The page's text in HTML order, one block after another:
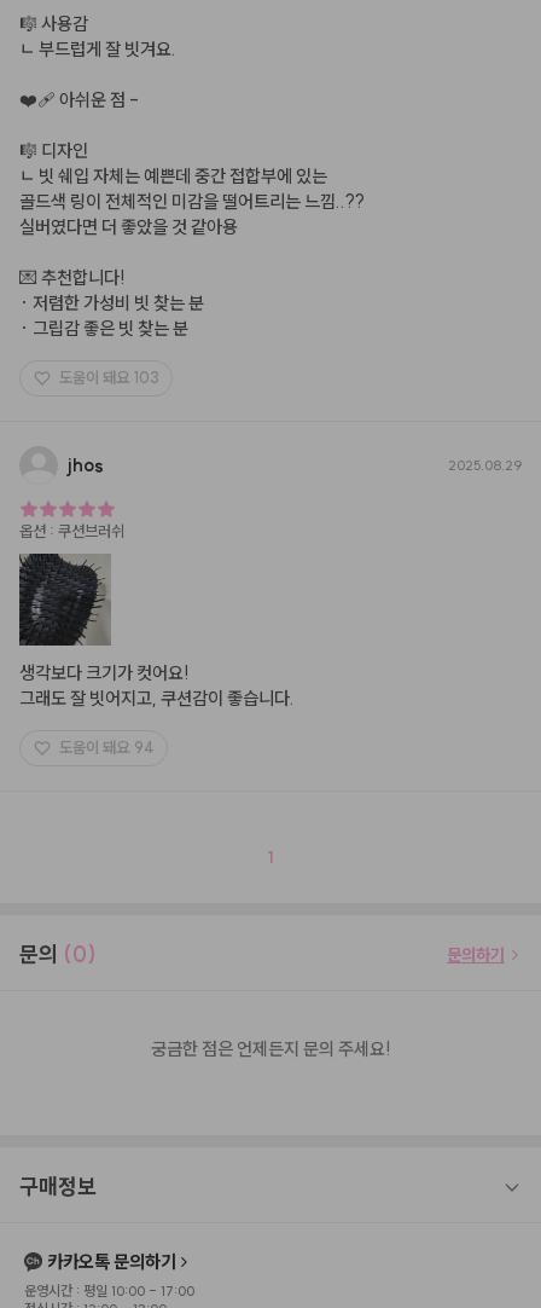
🎼 사용감
ㄴ 부드럽게 잘 빗겨요.
❤️‍🩹 아쉬운 점 -
🎼 디자인
ㄴ 빗 쉐입 자체는 예쁜데 중간 접합부에 있는
골드색 링이 전체적인 미감을 떨어트리는 느낌..??
실버였다면 더 좋았을 것 같아용
💌 추천합니다!
· 저렴한 가성비 빗 찾는 분
· 그립감 좋은 빗 찾는 분
도움이 돼요 103
jhos 2025.08.29
옵션 : 쿠션브러쉬
생각보다 크기가 컷어요!
그래도 잘 빗어지고, 쿠션감이 좋습니다.
도움이 돼요 94
1
문의 (0) 문의하기
궁금한 점은 언제든지 문의 주세요!
구매정보
카카오톡 문의하기
운영시간 : 평일 10:00 - 17:00